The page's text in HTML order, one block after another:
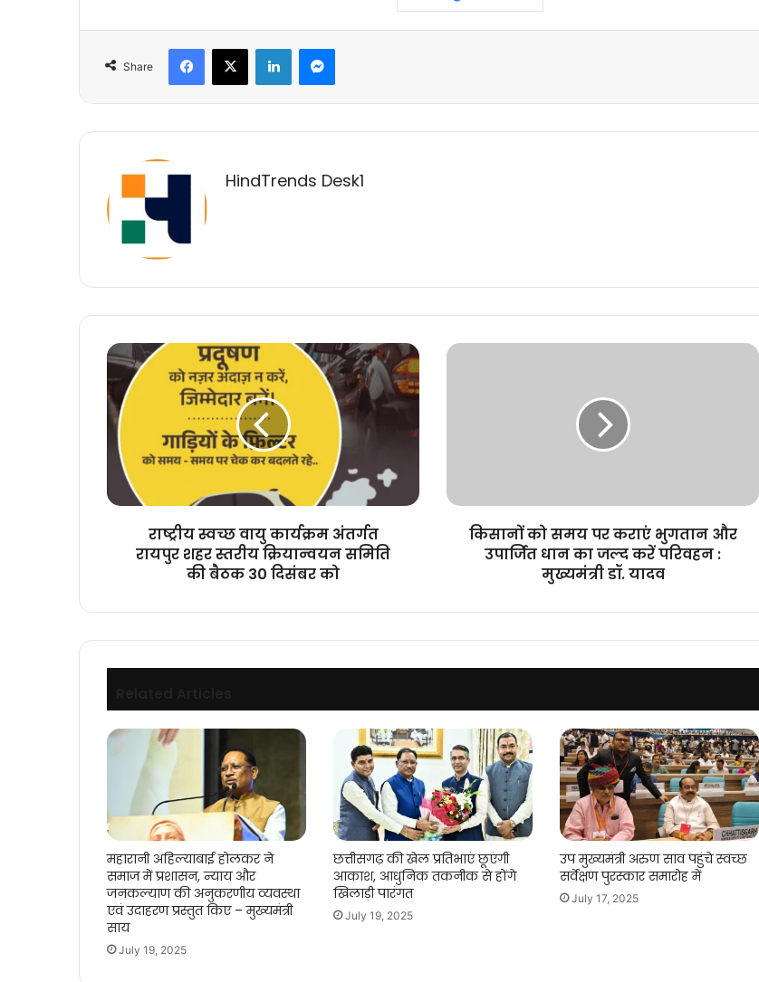
Share
Facebook
X LinkedInMessenger
HindTrends Desk1
राष्ट्रीय
स्वच्छ
वायु
कार्यक्रम
अंतर्गत
रायपुर
शहर
स्तरीय
क्रियान्वयन
को
राष्ट्रीय स्वच्छ वायु कार्यक्रम अंतर्गत
रायपुर शहर स्तरीय क्रियान्वयन समिति
की बैठक 30 दिसंबर को
किसानों
धान
मुख्यमंत्री
किसानों को समय पर कराएं भुगतान और
उपार्जित धान का जल्द करें परिवहन :
मुख्यमंत्री डॉ. यादव
महारानी अहिल्याबाई होलकर ने
समाज में प्रशासन, न्याय और
जनकल्याण की अनुकरणीय व्यवस्था
एवं उदाहरण प्रस्तुत किए – मुख्यमंत्री
साय
July 19, 2025
छत्तीसगढ़ की खेल प्रतिभाएं छूएंगी
आकाश, आधुनिक तकनीक से होंगे
खिलाड़ी पारंगत
July 19, 2025
उप मुख्यमंत्री अरुण साव पहुंचे स्वच्छ
सर्वेक्षण पुरस्कार समारोह में
July 17, 2025